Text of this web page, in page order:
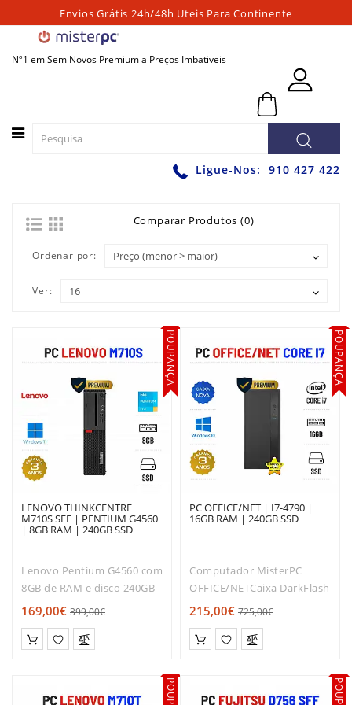
Envios Grátis 24h/48h Uteis Para Continente
Nº1 em SemiNovos Premium a Preços Imbativeis
Categorias
FIXOS
GRAFICAS
MONITORES
PLACAS
SOFTWARE
Ligue-Nos: 910 427 422
Comparar Produtos (0)
Ordenar por:
Ver:
POUPANÇA
LENOVO THINKCENTRE
M710S SFF | PENTIUM G4560
| 8GB RAM | 240GB SSD
Lenovo Pentium G4560 com
8GB de RAM e disco 240GB
SSD! Híper Robusto e
ThinkCentre M710S
secretária ocupam m..
169,00€ 399,00€
POUPANÇA
PC OFFICE/NET | I7-4790 |
16GB RAM | 240GB SSD
Computador MisterPC
OFFICE/NETCaixa DarkFlash
Q15MotherBoard H81Fonte
500WProcessador Intel
BoostMemória DIMM
215,00€ 725,00€